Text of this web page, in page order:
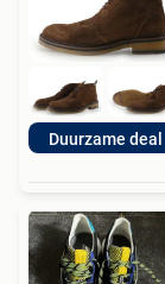
Duurzame deal